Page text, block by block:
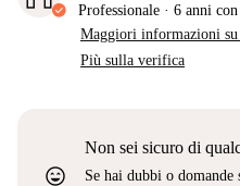
Professionale · 6 anni
Maggiori informazioni su
Più sulla verifica
sentiment_very_satisfied
Non sei sicuro di
Se hai dubbi o domande